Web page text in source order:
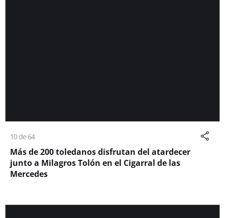
10 de 64
Más de 200 toledanos disfrutan del atardecer
junto a Milagros Tolón en el Cigarral de las
Mercedes